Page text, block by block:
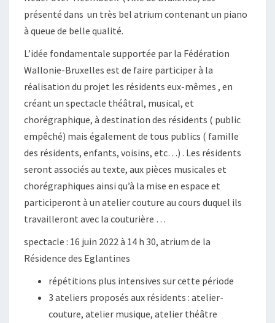
présenté dans un très bel atrium contenant un piano
à queue de belle qualité.
L’idée fondamentale supportée par la Fédération
Wallonie-Bruxelles est de faire participer à la
réalisation du projet les résidents eux-mêmes , en
créant un spectacle théâtral, musical, et
chorégraphique, à destination des résidents ( public
empêché) mais également de tous publics ( famille
des résidents, enfants, voisins, etc…) . Les résidents
seront associés au texte, aux pièces musicales et
chorégraphiques ainsi qu’à la mise en espace et
participeront à un atelier couture au cours duquel ils
travailleront avec la couturière …
spectacle : 16 juin 2022 à 14 h 30, atrium de la
Résidence des Eglantines
répétitions plus intensives sur cette période
3 ateliers proposés aux résidents : atelier-
couture, atelier musique, atelier théâtre